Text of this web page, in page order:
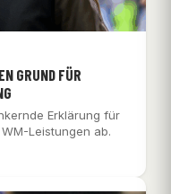
GRUND FÜR
Erklärung für
Leistungen ab.